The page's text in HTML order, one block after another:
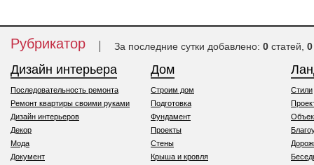
Рубрикатор За последние сутки добавлено: 0 статей, 0
Дизайн интерьера
Последовательность ремонта
Ремонт квартиры своими руками
Дизайн интерьеров
Декор
Мода
Документ
Дом
Строим дом
Подготовка
Фундамент
Проекты
Стены
Крыша и кровля
Стили